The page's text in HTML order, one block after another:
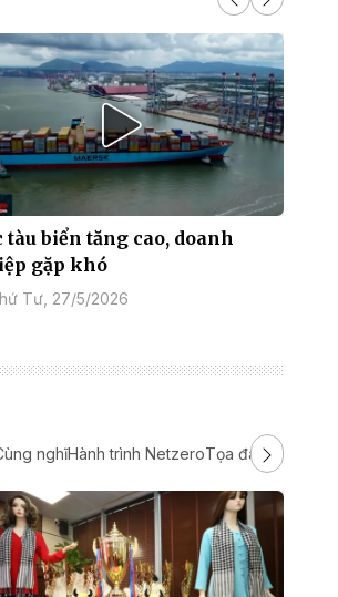
tàu biển tăng cao, doanh
gặp khó
Tư, 27/5/2026
nghĩHành trình NetzeroTọa đàmPhim tài